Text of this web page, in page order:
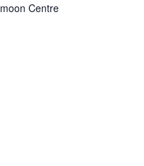
moon Centre